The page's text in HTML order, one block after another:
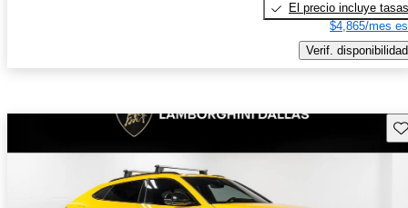
El precio incluye tasas
$4,865/mes
Verif. disponibilidad